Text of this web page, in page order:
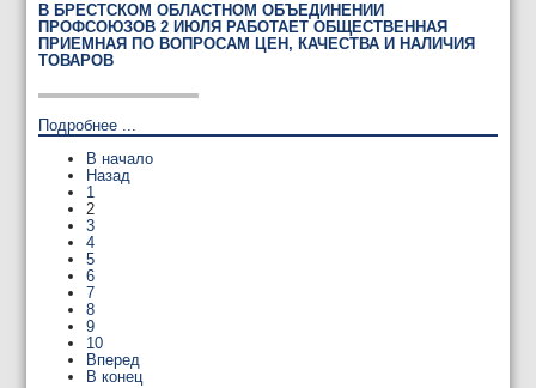
В БРЕСТСКОМ ОБЛАСТНОМ ОБЪЕДИНЕНИИ
ПРОФСОЮЗОВ 2 ИЮЛЯ РАБОТАЕТ ОБЩЕСТВЕННАЯ
ПРИЕМНАЯ ПО ВОПРОСАМ ЦЕН, КАЧЕСТВА И НАЛИЧИЯ
ТОВАРОВ
Подробнее ...
В начало
Назад
1
2
3
4
5
6
7
8
9
10
Вперед
В конец